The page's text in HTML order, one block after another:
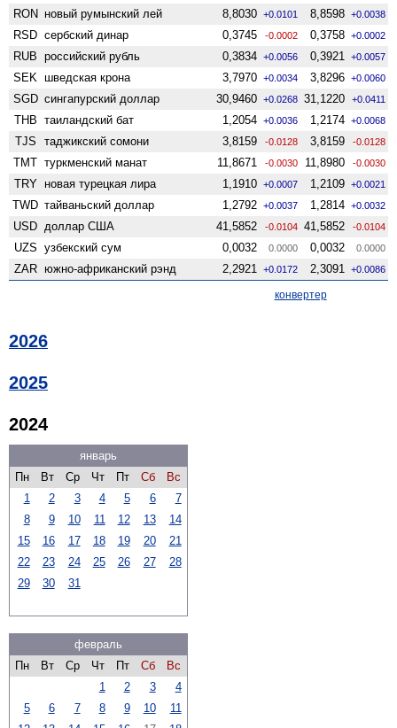
RON новый румынский лей 8,8030 +0.0101 8,8598 +0.0038
RSD сербский динар 0,3745 -0.0002 0,3758 +0.0002
RUB российский рубль 0,3834 +0.0056 0,3921 +0.0057
SEK шведская крона 3,7970 +0.0034 3,8296 +0.0060
SGD сингапурский доллар 30,9460 +0.0268 31,1220 +0.0411
THB таиландский бат 1,2054 +0.0036 1,2174 +0.0068
TJS таджикский сомони 3,8159 -0.0128 3,8159 -0.0128
TMT туркменский манат 11,8671 -0.0030 11,8980 -0.0030
TRY новая турецкая лира 1,1910 +0.0007 1,2109 +0.0021
TWD тайваньский доллар 1,2792 +0.0037 1,2814 +0.0032
USD доллар США 41,5852 -0.0104 41,5852 -0.0104
UZS узбекский сум 0,0032 0.0000 0,0032 0.0000
ZAR южно-африканский рэнд 2,2921 +0.0172 2,3091 +0.0086
конвертер
2026
2025
2024
январь
Пн
Вт Ср Чт Пт Сб
Вс
1
2 3 4 5 6
7
8
9 10 11 12 13
14
15
16 17 18 19 20
21
22
23 24 25 26 27
28
29
30 31
февраль
Пн
Вт Ср Чт Пт Сб
Вс
1
2 3
4
5
6 7 8 9 10
11